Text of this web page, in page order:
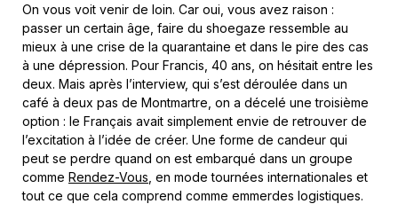
On vous voit venir de loin. Car oui, vous avez raison :
passer un certain âge, faire du shoegaze ressemble au
mieux à une crise de la quarantaine et dans le pire des cas
à une dépression. Pour Francis, 40 ans, on hésitait entre les
deux. Mais après l’interview, qui s’est déroulée dans un
café à deux pas de Montmartre, on a décelé une troisième
option : le Français avait simplement envie de retrouver de
l’excitation à l’idée de créer. Une forme de candeur qui
peut se perdre quand on est embarqué dans un groupe
comme Rendez-Vous , en mode tournées internationales et
tout ce que cela comprend comme emmerdes logistiques.